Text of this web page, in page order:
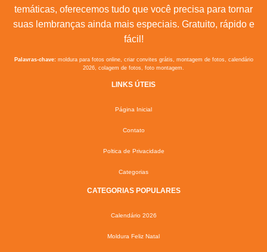
temáticas, oferecemos tudo que você precisa para tornar
suas lembranças ainda mais especiais. Gratuito, rápido e
fácil!
Palavras-chave:moldura para fotos online, criar convites grátis, montagem de fotos, calendário
2026, colagem de fotos, foto montagem.
LINKS ÚTEIS
Página Inicial
Contato
Poltica de Privacidade
Categorias
CATEGORIAS POPULARES
Calendário 2026
Moldura Feliz Natal